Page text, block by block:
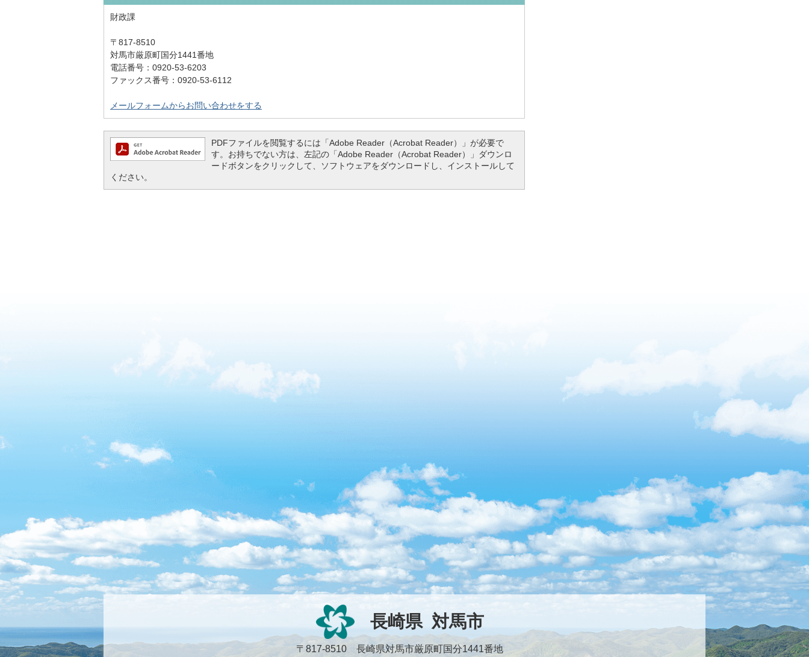
財政課
〒817-8510
対馬市厳原町国分1441番地
電話番号：0920-53-6203
ファックス番号：0920-53-6112
メールフォームからお問い合わせをする
PDFファイルを閲覧するには「Adobe Reader（Acrobat Reader）」が必要で
す。お持ちでない方は、左記の「Adobe Reader（Acrobat Reader）」ダウンロ
ードボタンをクリックして、ソフトウェアをダウンロードし、インストールして
ください。
長崎県 対馬市
〒817-8510 長崎県対馬市厳原町国分1441番地